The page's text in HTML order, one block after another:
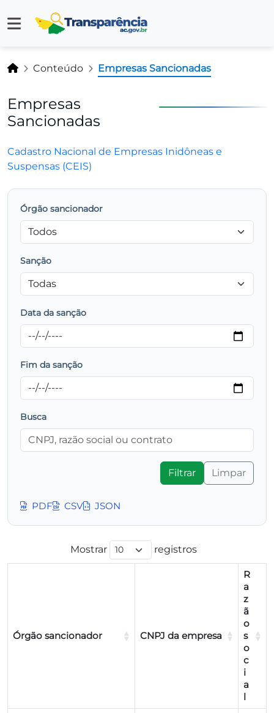
Conteúdo Empresas Sancionadas
Empresas
Sancionadas
Cadastro Nacional de Empresas Inidôneas e
Suspensas (CEIS)
Órgão sancionador
Sanção
Data da sanção
Fim da sanção
Busca
Filtrar Limpar
PDF CSV JSON
Mostrar registros
Órgão sancionador CNPJ da empresa
R
a
z
ã
o
s
o
c
i
a
l